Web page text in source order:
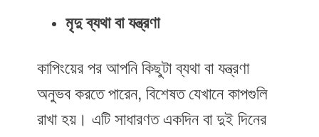
মৃদু ব্যথা বা যন্ত্রণা
কাপিংয়ের পর আপনি কিছুটা ব্যথা বা যন্ত্রণা
অনুভব করতে পারেন, বিশেষত যেখানে কাপগুলি
রাখা হয়। এটি সাধারণত একদিন বা দুই দিনের